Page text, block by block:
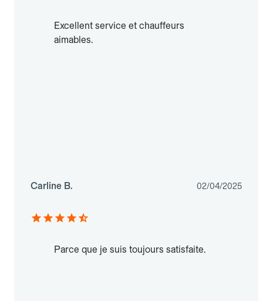
Excellent service et chauffeurs
aimables.
Carline B. 02/04/2025
Parce que je suis toujours satisfaite.